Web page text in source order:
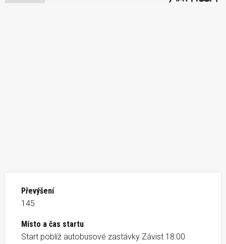
Převýšení
145
Místo a čas startu
Start poblíž autobusové zastávky Závist 18:00